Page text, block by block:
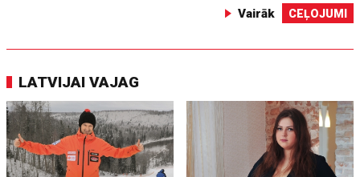
Vairāk CEĻOJUMI
LATVIJAI VAJAG